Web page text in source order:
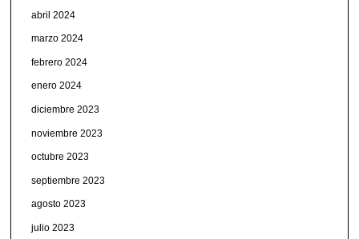
abril 2024
marzo 2024
febrero 2024
enero 2024
diciembre 2023
noviembre 2023
octubre 2023
septiembre 2023
agosto 2023
julio 2023